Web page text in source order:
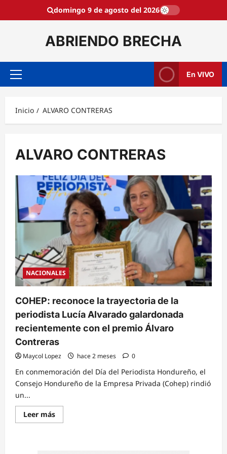
domingo 9 de agosto del 2026
ABRIENDO BRECHA
Menú
En VIVO
Inicio ALVARO CONTRERAS
ALVARO CONTRERAS
NACIONALES
COHEP: reconoce la trayectoria de la
periodista Lucía Alvarado galardonada
recientemente con el premio Álvaro
Contreras
Maycol Lopez hace 2 meses 0
En conmemoración del Día del Periodista Hondureño, el
Consejo Hondureño de la Empresa Privada (Cohep) rindió
un...
Leer másRead
more